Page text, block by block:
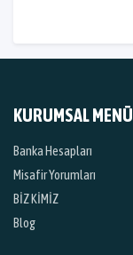
KURUMSAL MENÜ
Banka Hesapları
Misafir Yorumları
BİZ KİMİZ
Blog